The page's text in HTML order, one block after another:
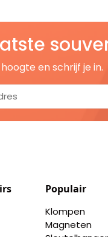
en schrijf je in.
Populair
Klompen
Magneten